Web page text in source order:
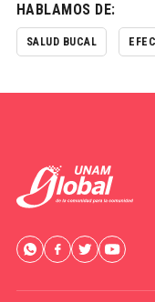
HABLAMOS DE:
SALUD BUCAL